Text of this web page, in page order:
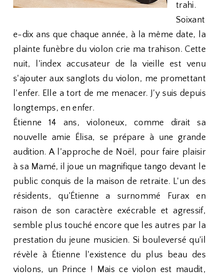
trahi.
Soixant
e-dix ans que chaque année, à la même date, la
plainte funèbre du violon crie ma trahison. Cette
nuit, l'index accusateur de la vieille est venu
s'ajouter aux sanglots du violon, me promettant
l'enfer. Elle a tort de me menacer. J'y suis depuis
longtemps, en enfer.
Étienne 14 ans, violoneux, comme dirait sa
nouvelle amie Élisa, se prépare à une grande
audition. A l'approche de Noël, pour faire plaisir
à sa Mamé, il joue un magnifique tango devant le
public conquis de la maison de retraite. L'un des
résidents, qu’Étienne a surnommé Furax en
raison de son caractère exécrable et agressif,
semble plus touché encore que les autres par la
prestation du jeune musicien. Si bouleversé qu'il
révèle à Étienne l'existence du plus beau des
violons, un Prince ! Mais ce violon est maudit,